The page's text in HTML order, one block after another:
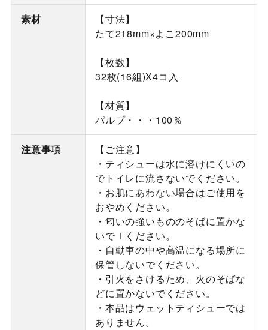
素材
【寸法】
たて218mm×よこ200mm
【枚数】
32枚(16組)X4コ入
【材質】
パルプ・・・100％
注意事項
【ご注意】
・ティシューは水に溶けにくいの
でトイレに流さないでください。
・お肌にあわない場合はご使用を
おやめください。
・匂いの強いもののそばに置かな
いでｌください。
・自動車の中や高温になる場所に
保管しないでください。
・引火をさけるため、火のそばな
どに置かないでください。
・本品はウェットティシューでは
ありません。